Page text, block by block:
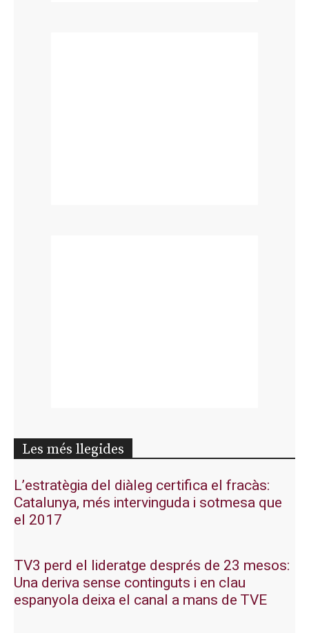
Les més llegides
L’estratègia del diàleg certifica el fracàs:
Catalunya, més intervinguda i sotmesa que
el 2017
TV3 perd el lideratge després de 23 mesos:
Una deriva sense continguts i en clau
espanyola deixa el canal a mans de TVE